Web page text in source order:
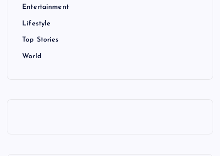
Entertainment
Lifestyle
Top Stories
World